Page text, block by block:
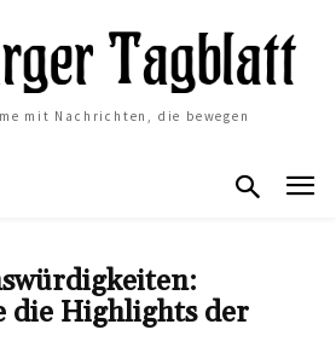
mit Nachrichten, die bewegen
die Highlights der